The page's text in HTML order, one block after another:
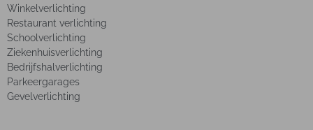
Winkelverlichting
Restaurant verlichting
Schoolverlichting
Ziekenhuisverlichting
Bedrijfshalverlichting
Parkeergarages
Gevelverlichting